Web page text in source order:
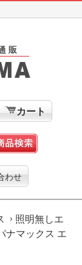
カート
わせ
照明無しエ
ナマックス エ